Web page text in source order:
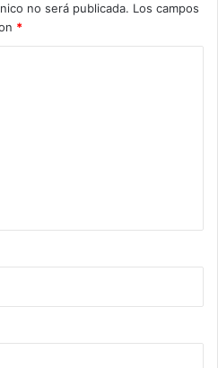
no será publicada. Los campos
*